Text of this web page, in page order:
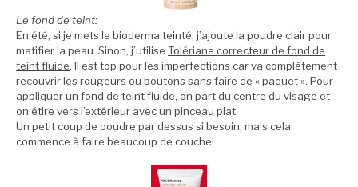
Le fond de teint:
En été, si je mets le bioderma teinté, j’ajoute la poudre clair pour
matifier la peau. Sinon, j’utilise Tolériane correcteur de fond de
teint fluide. Il est top pour les imperfections car va complètement
recouvrir les rougeurs ou boutons sans faire de « paquet ». Pour
appliquer un fond de teint fluide, on part du centre du visage et
on étire vers l’extérieur avec un pinceau plat.
Un petit coup de poudre par dessus si besoin, mais cela
commence à faire beaucoup de couche!